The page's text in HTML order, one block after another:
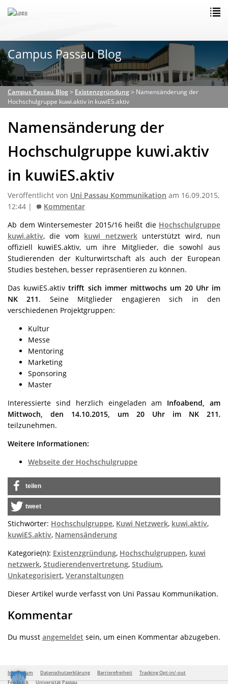
Campus Passau Blog
Campus Passau Blog> Existenzgründung> Namensänderung der
Hochschulgruppe kuwi.aktiv in kuwiES.aktiv
Namensänderung der
Hochschulgruppe kuwi.aktiv
in kuwiES.aktiv
Veröffentlicht von Uni Passau Kommunikation am 16.09.2015,
12:44 |
Kommentar
Ab dem Wintersemester 2015/16 heißt die Hochschulgruppe
kuwi.aktiv, die vom kuwi netzwerkunterstützt wird, nun
offiziell kuwiES.aktiv, um ihre Mitglieder, die sowohl aus
Studierenden der Kulturwirtschaft als auch der European
Studies bestehen, besser repräsentieren zu können.
Das kuwiES.aktivtrifft sich immer mittwochs um 20 Uhr im
NK 211. Seine Mitglieder engagieren sich in den
verschiedenen Projektgruppen:
Kultur
Messe
Mentoring
Marketing
Sponsoring
Master
Interessierte sind herzlich eingeladen am Infoabend, am
Mittwoch, den 14.10.2015, um 20 Uhr im NK 211,
teilzunehmen.
Weitere Informationen:
Webseite der Hochschulgruppe
teilen
tweet
Stichwörter: Hochschulgruppe, Kuwi Netzwerk, kuwi.aktiv,
kuwiES.aktiv, Namensänderung
Kategorie(n): Existenzgründung, Hochschulgruppen, kuwi
netzwerk, Studierendenvertretung, Studium,
Unkategorisiert, Veranstaltungen
Dieser Artikel wurde verfasst von Uni Passau Kommunikation.
Kommentar
Du musst angemeldet sein, um einen Kommentar abzugeben.
Impressum Datenschutzerklärung Barrierefreiheit
Tracking Opt-in/-out
Feedback
Universität Passau